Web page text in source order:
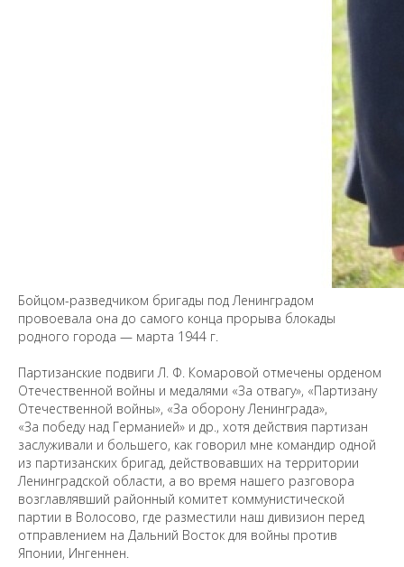
Бойцом-разведчиком бригады под Ленинградом
провоевала она до самого конца прорыва блокады
родного города — марта 1944 г.
Партизанские подвиги Л. Ф. Комаровой отмечены орденом
Отечественной войны и медалями «За отвагу», «Партизану
Отечественной войны», «За оборону Ленинграда»,
«За победу над Германией» и др., хотя действия партизан
заслуживали и большего, как говорил мне командир одной
из партизанских бригад, действовавших на территории
Ленинградской области, а во время нашего разговора
возглавлявший районный комитет коммунистической
партии в Волосово, где разместили наш дивизион перед
отправлением на Дальний Восток для войны против
Японии, Ингеннен.
Предложить
дополнения к материалу
Уважаемые универсанты и гости! Если
вы заметили неточность в опубликованных
сведениях, пожалуйста, сообщите об этом